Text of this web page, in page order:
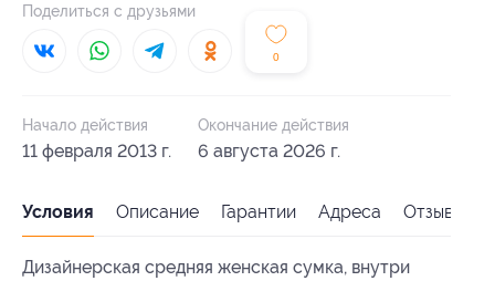
0
Поделиться с друзьями
Начало действия
11 февраля 2013 г.
Окончание действия
6 августа 2026 г.
Условия Описание Гарантии Адреса Отзывы
Дизайнерская средняя женская сумка, внутри